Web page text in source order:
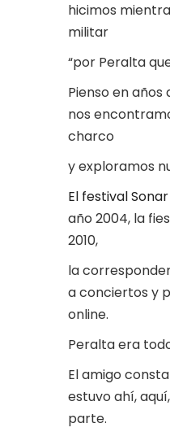
hicimos
militar
“por Peralta
Pienso en años
nos
charco
y exploramos
El festival
año 2004, la
2010,
la
a conciertos y
online.
Peralta era
El amigo
estuvo ahí,
parte.